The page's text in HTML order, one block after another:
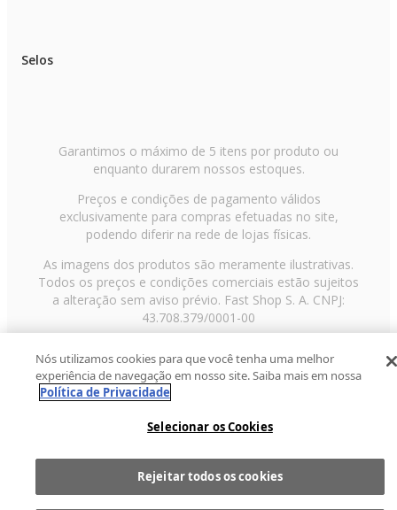
Selos
Garantimos o máximo de 5 itens por produto ou
enquanto durarem nossos estoques.
Preços e condições de pagamento válidos
exclusivamente para compras efetuadas no site,
podendo diferir na rede de lojas físicas.
As imagens dos produtos são meramente ilustrativas.
Todos os preços e condições comerciais estão sujeitos
a alteração sem aviso prévio. Fast Shop S. A. CNPJ:
43.708.379/0001-00
Paulo/SP, CEP 02029-001, Telefone: 11 3003-3728 ©
2013 Fast Shop - Todos os direitos reservadosRF
Nós utilizamos cookies para que você tenha uma melhor
experiência de navegação em nosso site. Saiba mais em nossa
Política de Privacidade
Selecionar os Cookies
Rejeitar todos os cookies